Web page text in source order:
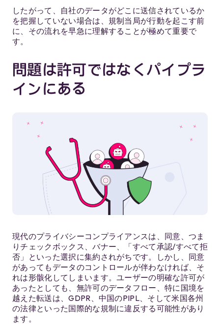
したがって、自社のデータがどこに送信されているか
を把握していない場合は、規制当局が行動を起こす前
に、その流れを早急に理解することが極めて重要で
す。
問題は許可ではなくパイプラ
インにある
現代のプライバシーコンプライアンスは、同意、つま
りチェックボックス、バナー、「すべて承認/すべて拒
否」といった選択に集約されがちです。しかし、同意
があってもデータのコントロールが伴わなければ、そ
れは形骸化してしまいます。ユーザーの明確な許可が
あったとしても、無許可のデータフロー、特に国境を
越えた転送は、GDPR、中国のPIPL、そして米国各州
の法律といった国際的な規制に違反する可能性があり
ます。